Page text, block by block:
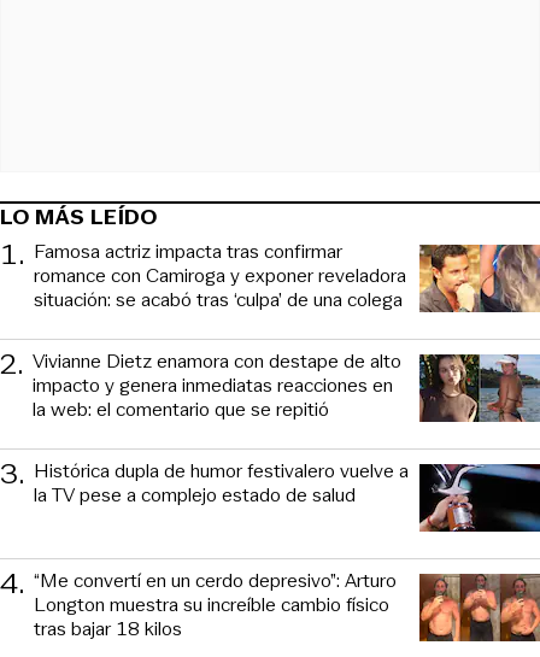
LO MÁS LEÍDO
1. Famosa actriz impacta tras confirmar
romance con Camiroga y exponer reveladora
situación: se acabó tras ‘culpa’ de una colega
2. Vivianne Dietz enamora con destape de alto
impacto y genera inmediatas reacciones en
la web: el comentario que se repitió
3. Histórica dupla de humor festivalero vuelve a
la TV pese a complejo estado de salud
4. “Me convertí en un cerdo depresivo”: Arturo
Longton muestra su increíble cambio físico
tras bajar 18 kilos